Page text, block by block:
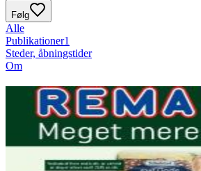
Følg
Alle
Publikationer1
Steder, åbningstider
Om